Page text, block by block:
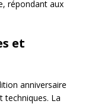
répondant aux
et
anniversaire
techniques. La